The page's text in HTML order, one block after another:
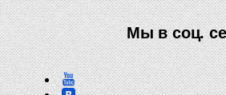
Мы в соц.